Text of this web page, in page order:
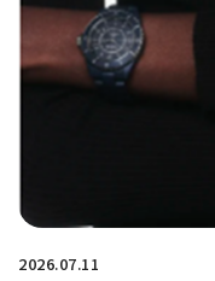
2026.07.11